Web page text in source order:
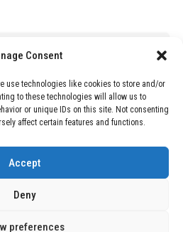
Consent
use technologies like cookies to store and/or
to these technologies will allow us to
or unique IDs on this site. Not consenting
affect certain features and functions.
Accept
Deny
preferences